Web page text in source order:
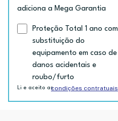
adiciona a Mega Garantia
Proteção Total 1 ano com
substituição do
equipamento em caso de
danos acidentais e
roubo/furto
Li e aceito ascondições contratuais